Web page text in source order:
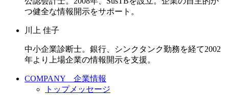
つ健全な情報開示をサポート。
川上 佳子
中小企業診断士。銀行、シンクタンク勤務を経て2002
年より上場企業の情報開示を支援。
COMPANY 企業情報
トップメッセージ